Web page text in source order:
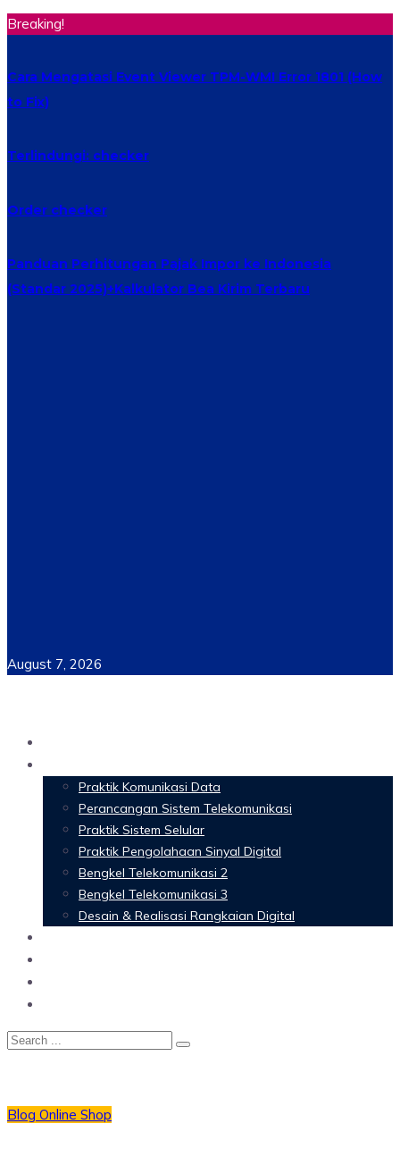
Breaking!
Cara Mengatasi Event Viewer TPM-WMI Error 1801 (How
to Fix)
Terlindungi: checker
Order checker
Panduan Perhitungan Pajak Impor ke Indonesia
(Standar 2025)+Kalkulator Bea Kirim Terbaru
August 7, 2026
Praktik Komunikasi Data
Perancangan Sistem Telekomunikasi
Praktik Sistem Selular
Praktik Pengolahaan Sinyal Digital
Bengkel Telekomunikasi 2
Bengkel Telekomunikasi 3
Desain & Realisasi Rangkaian Digital
Blog Online Shop